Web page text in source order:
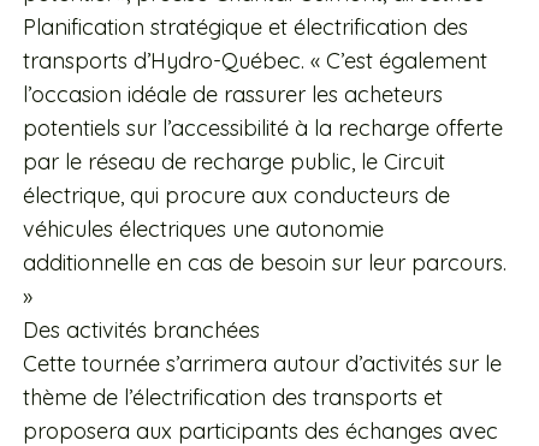
Planification stratégique et électrification des
transports d’Hydro-Québec. « C’est également
l’occasion idéale de rassurer les acheteurs
potentiels sur l’accessibilité à la recharge offerte
par le réseau de recharge public, le Circuit
électrique, qui procure aux conducteurs de
véhicules électriques une autonomie
additionnelle en cas de besoin sur leur parcours.
»
Des activités branchées
Cette tournée s’arrimera autour d’activités sur le
thème de l’électrification des transports et
proposera aux participants des échanges avec